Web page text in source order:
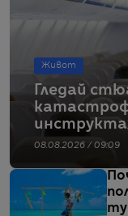
Живот
Гледай
08.08.2026 / 09:09